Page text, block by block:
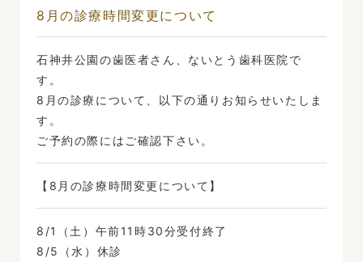
8月の診療時間変更について
石神井公園の歯医者さん、ないとう歯科医院で
す。
8月の診療について、以下の通りお知らせいたしま
す。
ご予約の際にはご確認下さい。
【8月の診療時間変更について】
8/1（土）午前11時30分受付終了
8/5（水）休診